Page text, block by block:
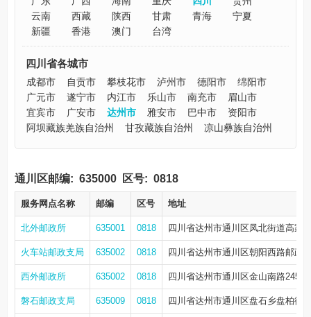
云南
西藏 陕西 甘肃 青海
宁夏
新疆
香港 澳门 台湾
四川省各城市
成都市 自贡市 攀枝花市 泸州市 德阳市
绵阳市
广元市
遂宁市 内江市 乐山市 南充市
眉山市
宜宾市
广安市 达州市 雅安市 巴中市
资阳市
阿坝藏族羌族自治州
甘孜藏族自治州 凉山彝族自治州
通川区邮编: 635000 区号: 0818
服务网点名称 邮编 区号 地址
北外邮政所 635001 0818 四川省达州市通川区凤北街道高家
火车站邮政支局 635002 0818 四川省达州市通川区朝阳西路邮政
西外邮政所 635002 0818 四川省达州市通川区金山南路245号
磐石邮政支局 635009 0818 四川省达州市通川区盘石乡盘柏街